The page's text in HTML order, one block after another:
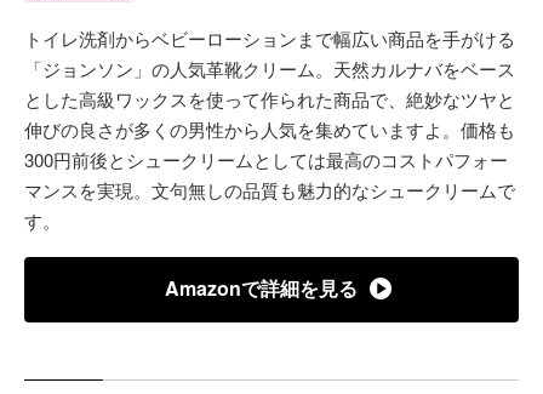
トイレ洗剤からベビーローションまで幅広い商品を手がける
「ジョンソン」の人気革靴クリーム。天然カルナバをベース
とした高級ワックスを使って作られた商品で、絶妙なツヤと
伸びの良さが多くの男性から人気を集めていますよ。価格も
300円前後とシュークリームとしては最高のコストパフォー
マンスを実現。文句無しの品質も魅力的なシュークリームで
す。
Amazonで詳細を見る